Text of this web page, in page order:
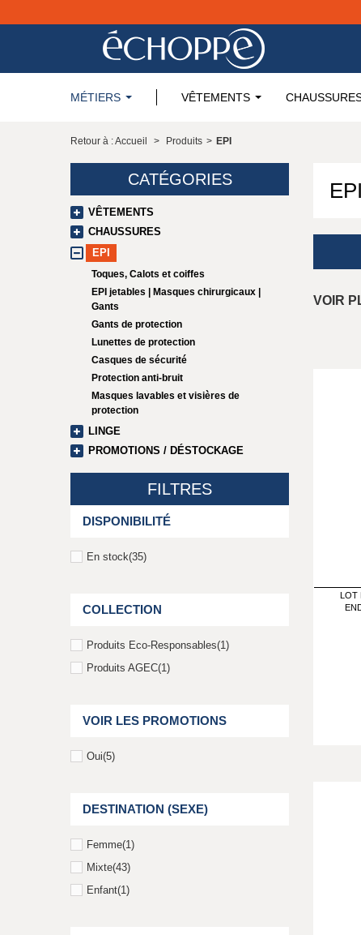
MÉTIERS VÊTEMENTS
Retour à : Accueil > Produits > EPI
CATÉGORIES
VÊTEMENTS
CHAUSSURES
EPI
Toques, Calots et coiffes
EPI jetables | Masques chirurgicaux |
Gants
Gants de protection
Lunettes de protection
Casques de sécurité
Protection anti-bruit
Masques lavables et visières de
protection
LINGE
PROMOTIONS / DÉSTOCKAGE
FILTRES
DISPONIBILITÉ
En stock(35)
COLLECTION
Produits Eco-Responsables(1)
Produits AGEC(1)
VOIR LES PROMOTIONS
Oui(5)
DESTINATION (SEXE)
Femme(1)
Mixte(43)
Enfant(1)
EPI
VOIR
LOT